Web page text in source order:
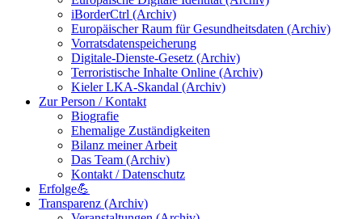
iBorderCtrl (Archiv)
Europäischer Raum für Gesundheitsdaten (Archiv)
Vorratsdatenspeicherung
Digitale-Dienste-Gesetz (Archiv)
Terroristische Inhalte Online (Archiv)
Kieler LKA-Skandal (Archiv)
Zur Person / Kontakt
Biografie
Ehemalige Zuständigkeiten
Bilanz meiner Arbeit
Das Team (Archiv)
Kontakt / Datenschutz
Erfolge💪
Transparenz (Archiv)